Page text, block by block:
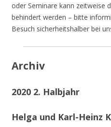
oder Seminare kann zeitweise
behindert werden – bitte
Besuch sicherheitshalber bei
Archiv
2020 2. Halbjahr
Helga und Karl-Heinz